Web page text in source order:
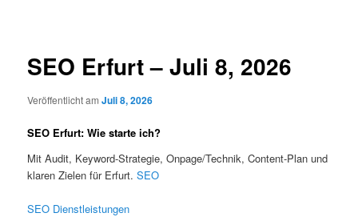
SEO Erfurt – Juli 8, 2026
Veröffentlicht amJuli 8, 2026
SEO Erfurt: Wie starte ich?
Mit Audit, Keyword-Strategie, Onpage/Technik, Content-Plan und
klaren Zielen für Erfurt.SEO
SEO Dienstleistungen